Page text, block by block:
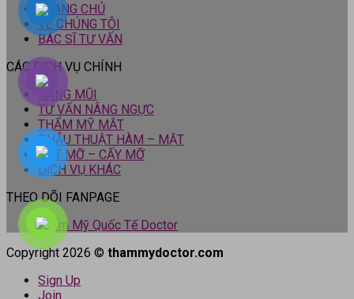
TRANG CHỦ
VỀ CHÚNG TÔI
BÁC SĨ TƯ VẤN
CÁC DỊCH VỤ CHÍNH
NÂNG MŨI
TƯ VẤN NÂNG NGỰC
THẨM MỸ MẮT
PHẪU THUẬT HÀM – MẶT
HÚT MỠ – CẤY MỠ
DỊCH VỤ KHÁC
THEO DÕI FANPAGE
Thẩm Mỹ Quốc Tế Doctor
Copyright 2026 © thammydoctor.com
Sign Up
Join